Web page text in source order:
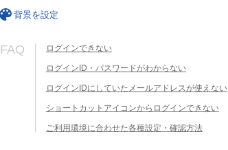
背景を設定
FAQ ログインできない
ログインID・パスワードがわからない
ログインIDにしていたメールアドレスが使えない
ショートカットアイコンからログインできない
ご利用環境に合わせた各種設定・確認方法